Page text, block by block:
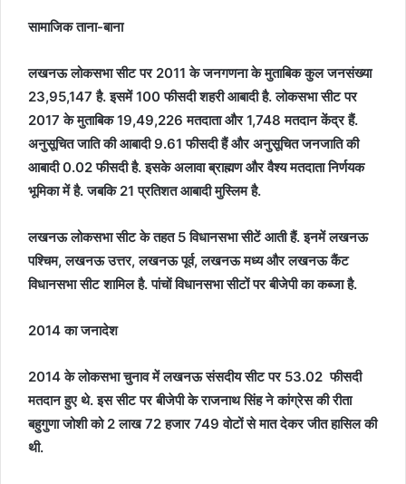
सामाजिक ताना-बाना
लखनऊ लोकसभा सीट पर 2011 के जनगणना के मुताबिक कुल जनसंख्या
23,95,147 है. इसमें 100 फीसदी शहरी आबादी है. लोकसभा सीट पर
2017 के मुताबिक 19,49,226 मतदाता और 1,748 मतदान केंद्र हैं.
अनुसूचित जाति की आबादी 9.61 फीसदी हैं और अनुसूचित जनजाति की
आबादी 0.02 फीसदी है. इसके अलावा ब्राह्मण और वैश्य मतदाता निर्णयक
भूमिका में है. जबकि 21 प्रतिशत आबादी मुस्लिम है.
लखनऊ लोकसभा सीट के तहत 5 विधानसभा सीटें आती हैं. इनमें लखनऊ
पश्चिम, लखनऊ उत्तर, लखनऊ पूर्व, लखनऊ मध्य और लखनऊ कैंट
विधानसभा सीट शामिल है. पांचों विधानसभा सीटों पर बीजेपी का कब्जा है.
2014 का जनादेश
2014 के लोकसभा चुनाव में लखनऊ संसदीय सीट पर 53.02 फीसदी
मतदान हुए थे. इस सीट पर बीजेपी के राजनाथ सिंह ने कांग्रेस की रीता
बहुगुणा जोशी को 2 लाख 72 हजार 749 वोटों से मात देकर जीत हासिल की
थी.